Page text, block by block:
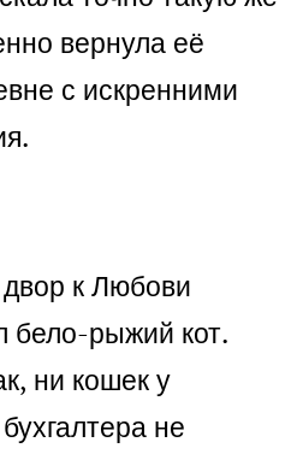
вернула её
с искренними
к Любови
бело-рыжий кот.
ни кошек у
не